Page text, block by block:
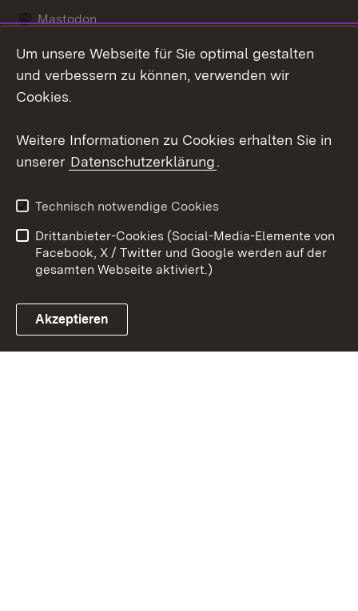
Mastodon
Messenger
Link zum Landesportal
Kontakt
Impressum
Cookies
Um unsere Webseite für Sie optimal gestalten
und verbessern zu können, verwenden wir
Cookies.
Weitere Informationen zu Cookies erhalten Sie in
unserer Datenschutzerklärung.
Technisch notwendige Cookies
Drittanbieter-Cookies (Social-Media-Elemente von
Facebook, X / Twitter und Google werden auf der
gesamten Webseite aktiviert.)
Akzeptieren